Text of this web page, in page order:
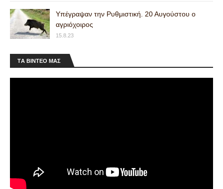
Υπέγραψαν την Ρυθμιστική. 20 Αυγούστου ο
αγριόχοιρος
15.8.23
ΤA ΒΙΝΤΕΟ MAΣ